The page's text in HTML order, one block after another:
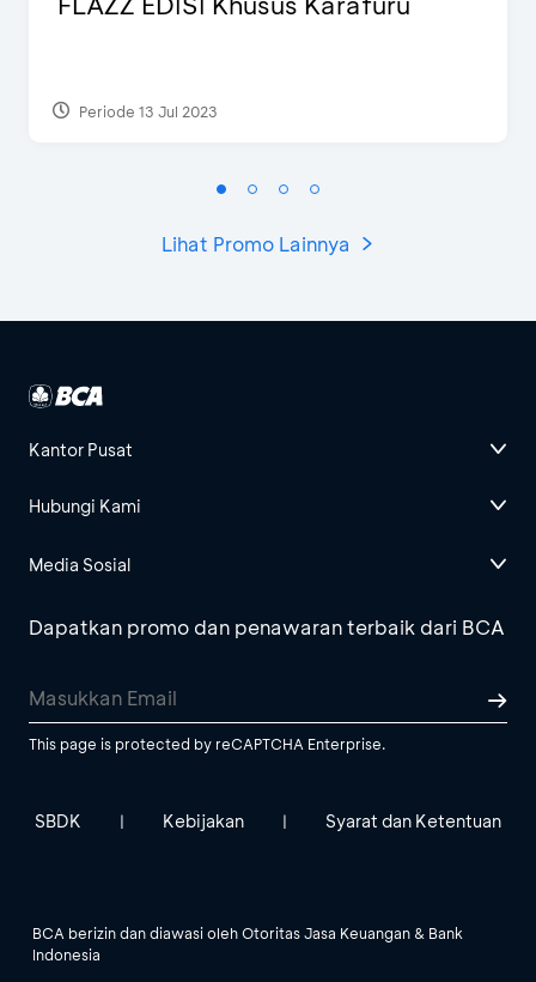
Periode 13 Jul 2023
Lihat Promo Lainnya
Kantor Pusat
Hubungi Kami
Media Sosial
Dapatkan promo dan penawaran terbaik dari BCA
This page is protected by reCAPTCHA Enterprise.
SBDK | Kebijakan | Syarat dan Ketentuan
BCA berizin dan diawasi oleh Otoritas Jasa Keuangan & Bank
Indonesia